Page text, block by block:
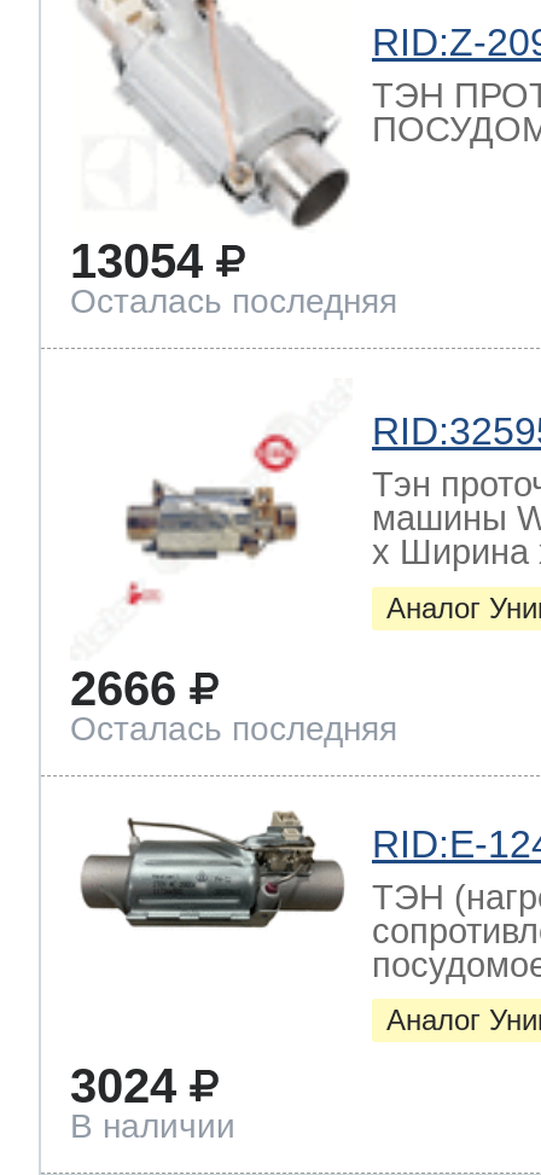
RID:Z-
ТЭН
13054
Осталась последняя
Тэн
машины
х Ширина
Аналог
2666
Осталась последняя
RID:E-
ТЭН
Аналог
3024
В наличии